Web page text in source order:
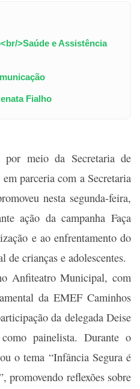
>Saúde e Assistência
Fialho
meio da Secretaria de
parceria com a Secretaria
nesta segunda-feira,
ação da campanha Faça
e ao enfrentamento do
de crianças e adolescentes.
Anfiteatro Municipal, com
da EMEF Caminhos
da delegada Deise
painelista. Durante o
o tema “Infância Segura é
promovendo reflexões sobre